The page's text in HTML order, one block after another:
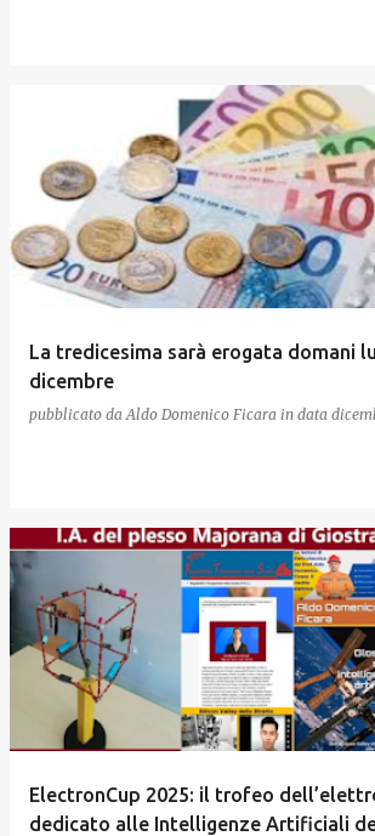
La tredicesima sarà erogata domani
dicembre
pubblicato da Aldo Domenico Ficara in data
ElectronCup 2025: il trofeo
dedicato alle Intelligenze Artificiali